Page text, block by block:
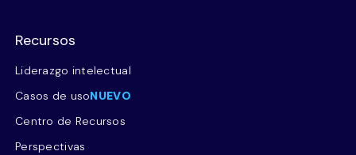
Recursos
Liderazgo intelectual
Casos de usoNUEVO
Centro de Recursos
Perspectivas